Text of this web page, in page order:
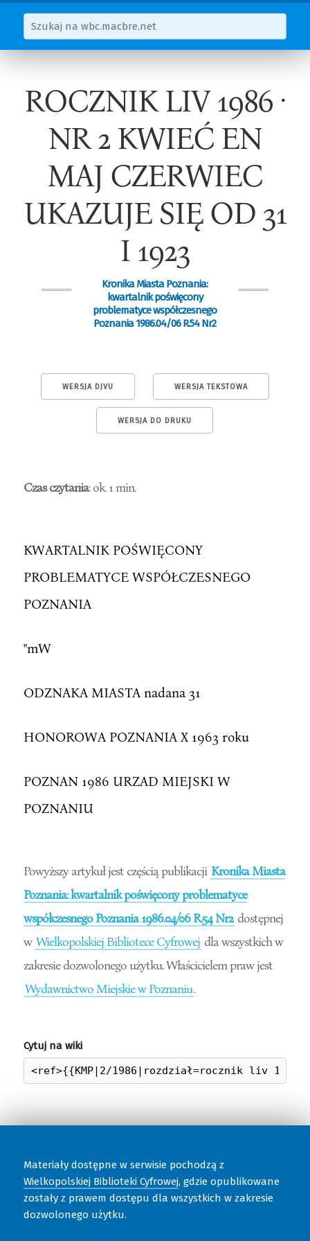
ROCZNIK LIV 1986 ·
NR 2 KWIEĆ EN
MAJ CZERWIEC
UKAZUJE SIĘ OD 31
I 1923
Kronika Miasta Poznania:
kwartalnik poświęcony
problematyce współczesnego
Poznania 1986.04/06 R.54 Nr2
WERSJA DJVU WERSJA TEKSTOWA
WERSJA DO DRUKU
Czas czytania: ok. 1 min.
KWARTALNIK POŚWIĘCONY
PROBLEMATYCE WSPÓŁCZESNEGO
POZNANIA
"mW
ODZNAKA MIASTA nadana 31
HONOROWA POZNANIA X 1963 roku
POZNAN 1986 URZAD MIEJSKI W
POZNANIU
Powyższy artykuł jest częścią publikacji Kronika Miasta
Poznania: kwartalnik poświęcony problematyce
współczesnego Poznania 1986.04/06 R.54 Nr2 dostępnej
w Wielkopolskiej Bibliotece Cyfrowej dla wszystkich w
zakresie dozwolonego użytku. Właścicielem praw jest
Wydawnictwo Miejskie w Poznaniu.
Cytuj na wiki
Materiały dostępne w serwisie pochodzą z
Wielkopolskiej Biblioteki Cyfrowej, gdzie opublikowane
zostały z prawem dostępu dla wszystkich w zakresie
dozwolonego użytku.